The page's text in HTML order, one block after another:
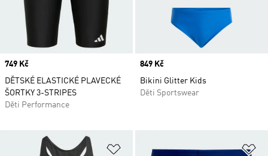
Price
749 Kč
DĚTSKÉ ELASTICKÉ PLAVECKÉ
ŠORTKY 3-STRIPES
Děti Performance
Price
849 Kč
Bikini Glitter Kids
Děti Sportswear